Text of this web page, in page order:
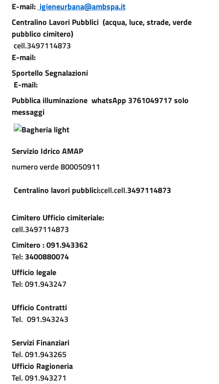
E-mail: igieneurbana@ambspa.it
Centralino Lavori Pubblici (acqua, luce, strade, verde
pubblico cimitero)
cell.3497114873
E-mail:
Sportello Segnalazioni
E-mail:
Pubblica illuminazione whatsApp 3761049717 solo
messaggi
Servizio Idrico AMAP
numero verde 800050911
Centralino lavori pubblici:cell.cell.3497114873
Cimitero Ufficio cimiteriale:
cell.3497114873
Cimitero : 091.943362
Tel: 3400880074
Ufficio legale
Tel: 091.943247
Ufficio Contratti
Tel. 091.943243
Servizi Finanziari
Tel. 091.943265
Ufficio Ragioneria
Tel. 091.943271